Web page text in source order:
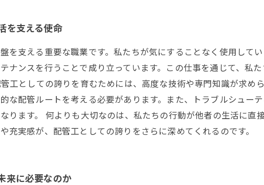
を支える使命
を支える重要な職業です。私たちが気にすることなく使用して
ナンスを行うことで成り立っています。この仕事を通じて、私
工としての誇りを育むためには、高度な技術や専門知識が求め
な配管ルートを考える必要があります。また、トラブルシュー
ります。 何よりも大切なのは、私たちの行動が他者の生活に直
充実感が、配管工としての誇りをさらに深めてくれるのです。
来に必要なのか